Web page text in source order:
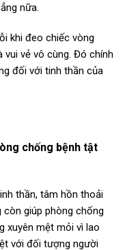
nữa.
khi đeo chiếc vòng
vẻ vô cùng. Đó chính
đối với tinh thần của
chống bệnh tật
thần, tâm hồn thoải
giúp phòng chống
xuyên mệt mỏi vì lao
với đối tượng người